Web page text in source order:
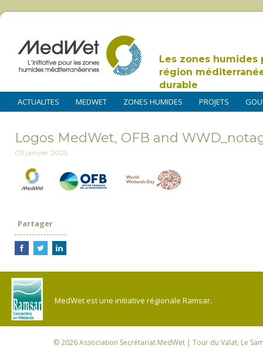
Les zones humides
région
durable
ACTUALITES MEDWET ZONES HUMIDES PROJETS
Logos MedWet, OFB and
03 janvier 2025
Partager
MedWet est une initiative régionale Ramsar.
© 2026Association Secrétariat MedWet | Tour du Valat, Le